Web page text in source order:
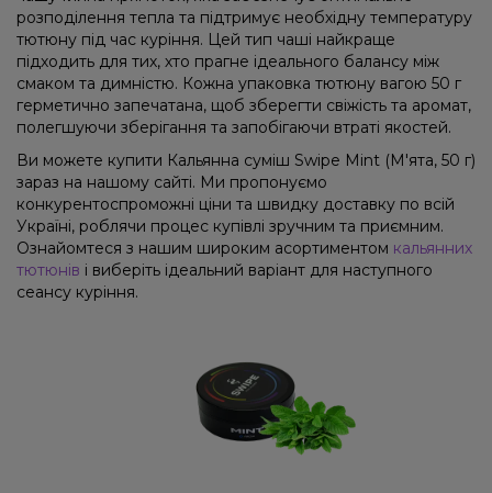
розподілення тепла та підтримує необхідну температуру
тютюну під час куріння. Цей тип чаші найкраще
підходить для тих, хто прагне ідеального балансу між
смаком та димністю. Кожна упаковка тютюну вагою 50 г
герметично запечатана, щоб зберегти свіжість та аромат,
полегшуючи зберігання та запобігаючи втраті якостей.
Ви можете купити Кальянна суміш Swipe Mint (М'ята, 50 г)
зараз на нашому сайті. Ми пропонуємо
конкурентоспроможні ціни та швидку доставку по всій
Україні, роблячи процес купівлі зручним та приємним.
Ознайомтеся з нашим широким асортиментом кальянних
тютюнів і виберіть ідеальний варіант для наступного
сеансу куріння.